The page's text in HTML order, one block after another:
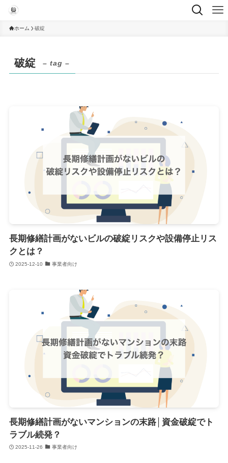
ホーム 破綻
破綻 – tag –
長期修繕計画がないビルの破綻リスクや設備停止リス
クとは？
2025-12-10 事業者向け
長期修繕計画がないマンションの末路│資金破綻でト
ラブル続発？
2025-11-26 事業者向け